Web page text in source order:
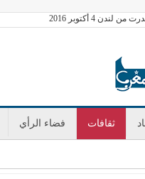
4 أكتوبر 2016
ثقافات فضاء الرأي